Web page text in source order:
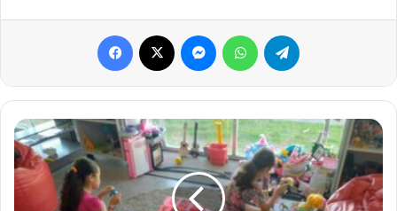
Facebook MessengerWhatsApp
Biblioteca
do
CEU
das